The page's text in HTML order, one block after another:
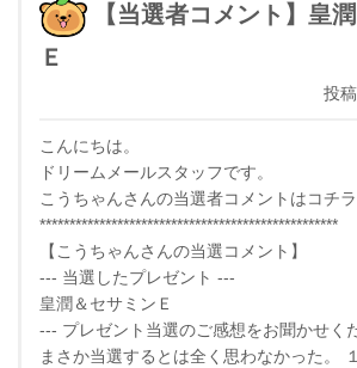
【当選者コメント】皇
Ｅ
投
こんにちは。
ドリームメールスタッフです。
こうちゃんさんの当選者コメントはコチラ
**************************************************
【こうちゃんさんの当選コメント】
--- 当選したプレゼント ---
皇潤＆セサミンＥ
--- プレゼント当選のご感想をお聞かせく
まさか当選するとは全く思わなかった。